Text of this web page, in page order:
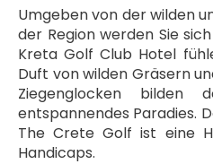
Umgeben von der wilden
der Region werden Sie
Kreta Golf Club Hotel
Duft von wilden Gräsern
Ziegenglocken
entspannendes Paradies.
The Crete Golf ist eine
Handicaps.